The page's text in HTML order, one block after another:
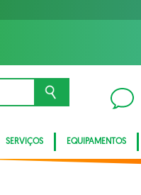
SERVIÇOS EQUIPAMENTOS